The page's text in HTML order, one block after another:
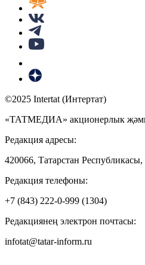
©2025 Intertat (Интертат)
«ТАТМЕДИА» акционерлык
Редакция адресы:
420066, Татарстан
Редакция телефоны:
+7 (843) 222-0-999 (1304)
Редакциянең электрон почтасы:
infotat@tatar-inform.ru